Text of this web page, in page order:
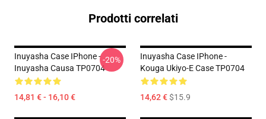
Prodotti correlati
Inuyasha Case IPhone -
Inuyasha Causa TP0704
14,81 € - 16,10 €
-20%
Inuyasha Case IPhone -
Kouga Ukiyo-E Case TP0704
14,62 €$15.9